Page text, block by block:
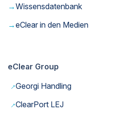
→Wissensdatenbank
→eClear in den Medien
eClear Group
→Georgi Handling
→ClearPort LEJ